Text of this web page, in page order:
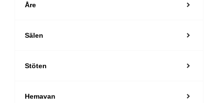
Åre
Sälen
Stöten
Hemavan